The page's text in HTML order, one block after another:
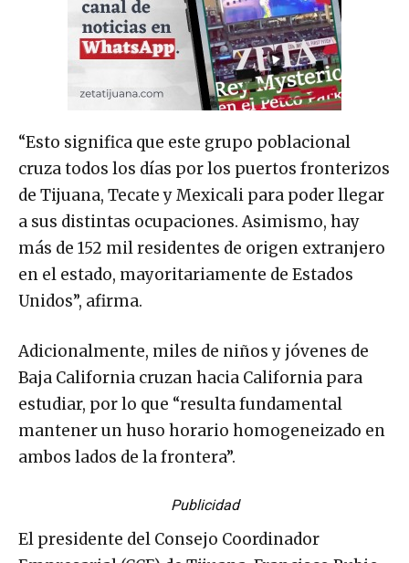
“Esto significa que este grupo poblacional
cruza todos los días por los puertos fronterizos
de Tijuana, Tecate y Mexicali para poder llegar
a sus distintas ocupaciones. Asimismo, hay
más de 152 mil residentes de origen extranjero
en el estado, mayoritariamente de Estados
Unidos”, afirma.
Adicionalmente, miles de niños y jóvenes de
Baja California cruzan hacia California para
estudiar, por lo que “resulta fundamental
mantener un huso horario homogeneizado en
ambos lados de la frontera”.
Publicidad
El presidente del Consejo Coordinador